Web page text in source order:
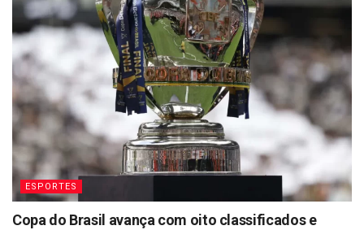
ESPORTES
Copa do Brasil avança com oito classificados e